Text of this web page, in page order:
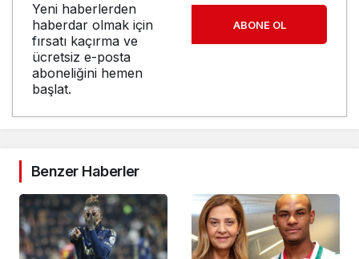
Yeni haberlerden
haberdar olmak için
fırsatı kaçırma ve
ücretsiz e-posta
aboneliğini hemen
başlat.
ABONE OL
Benzer Haberler